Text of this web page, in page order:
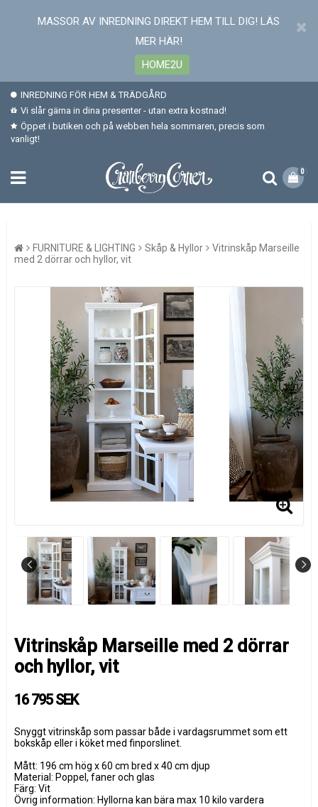
MASSOR AV INREDNING DIREKT HEM TILL DIG! LÄS
MER HÄR!
HOME2U
INREDNING FÖR HEM & TRÄDGÅRD
Vi slår gärna in dina presenter - utan extra kostnad!
Öppet i butiken och på webben hela sommaren, precis som
vanligt!
0
FURNITURE & LIGHTING Skåp & Hyllor
Vitrinskåp Marseille
med 2 dörrar och hyllor, vit
Vitrinskåp Marseille med 2 dörrar
och hyllor, vit
16 795 SEK
Snyggt vitrinskåp som passar både i vardagsrummet som ett
bokskåp eller i köket med finporslinet.
Mått: 196 cm hög x 60 cm bred x 40 cm djup
Material: Poppel, faner och glas
Färg: Vit
Övrig information: Hyllorna kan bära max 10 kilo vardera